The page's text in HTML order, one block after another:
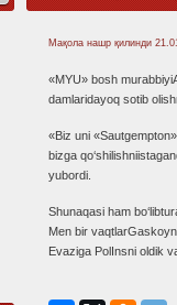
Мақола нашр қилинди
«MYU» bosh
damlaridayoq sotib
«Biz uni
bizga
yubordi.
Shunaqasi ham
Men bir
Evaziga PolInsni oldik